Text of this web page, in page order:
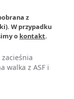
z
W przypadku
o kontakt.
zacieśnia
walka z ASF i